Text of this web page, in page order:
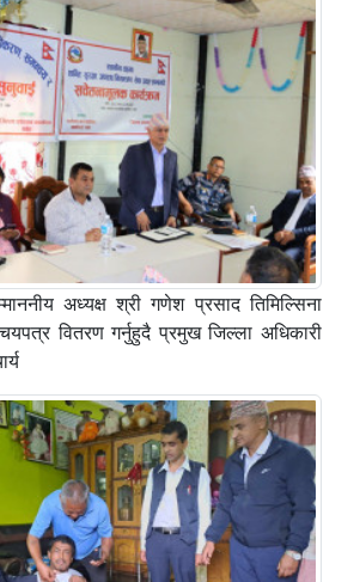
अध्यक्ष श्री गणेश प्रसाद तिमिल्सिना
वितरण गर्नुहुदै प्रमुख जिल्ला अधिकारी